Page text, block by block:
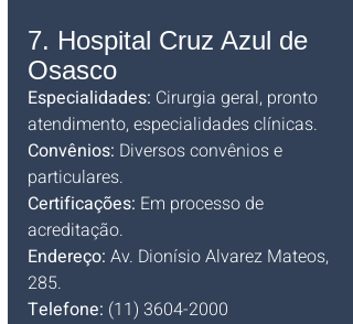
7. Hospital Cruz Azul de
Osasco
Especialidades: Cirurgia geral, pronto
atendimento, especialidades clínicas.
Convênios: Diversos convênios e
particulares.
Certificações: Em processo de
acreditação.
Endereço: Av. Dionísio Alvarez Mateos,
285.
Telefone: (11) 3604-2000